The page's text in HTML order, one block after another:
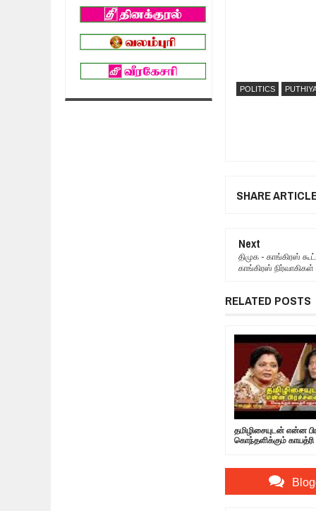
POLITICS
SHARE
Next
திமுக - காங்கிரஸ்
காங்கிரஸ்
RELATED POSTS
தமிழிசையுடன் என்ன
கொந்தளிக்கும் காயத்ரி |